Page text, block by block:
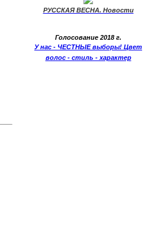
РУССКАЯ ВЕСНА. Новости
Голосование 2018 г.
У нас - ЧЕСТНЫЕ выборы! Цвет
волос - стиль - характер